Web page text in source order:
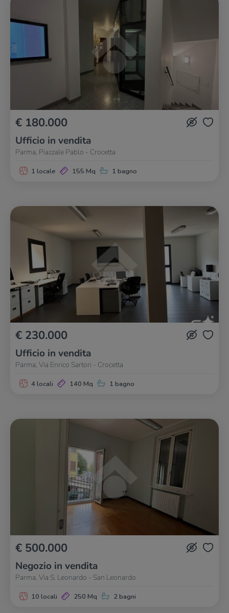
€ 180.000
Ufficio in vendita
Parma, Piazzale Pablo - Crocetta
1 locale 155 Mq 1 bagno
€ 230.000
Ufficio in vendita
Parma, Via Enrico Sartori - Crocetta
4 locali 140 Mq 1 bagno
€ 500.000
Negozio in vendita
Parma, Via S. Leonardo - San Leonardo
10 locali 250 Mq 2 bagni